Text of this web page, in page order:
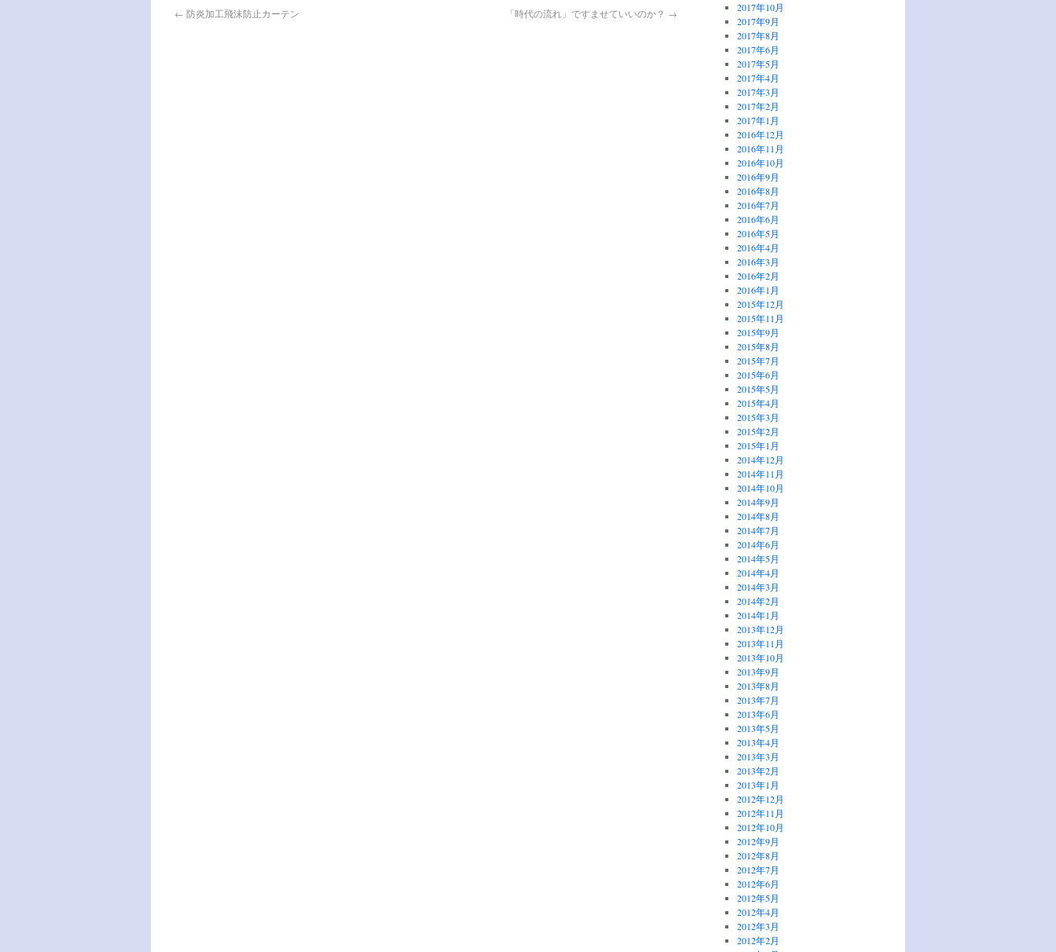
← 防炎加工飛沫防止カーテン 「時代の流れ」ですませていいのか？ →
2017年10月
2017年9月
2017年8月
2017年6月
2017年5月
2017年4月
2017年3月
2017年2月
2017年1月
2016年12月
2016年11月
2016年10月
2016年9月
2016年8月
2016年7月
2016年6月
2016年5月
2016年4月
2016年3月
2016年2月
2016年1月
2015年12月
2015年11月
2015年9月
2015年8月
2015年7月
2015年6月
2015年5月
2015年4月
2015年3月
2015年2月
2015年1月
2014年12月
2014年11月
2014年10月
2014年9月
2014年8月
2014年7月
2014年6月
2014年5月
2014年4月
2014年3月
2014年2月
2014年1月
2013年12月
2013年11月
2013年10月
2013年9月
2013年8月
2013年7月
2013年6月
2013年5月
2013年4月
2013年3月
2013年2月
2013年1月
2012年12月
2012年11月
2012年10月
2012年9月
2012年8月
2012年7月
2012年6月
2012年5月
2012年4月
2012年3月
2012年2月